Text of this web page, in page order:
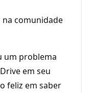
comunidade
um problema
em seu
feliz em saber